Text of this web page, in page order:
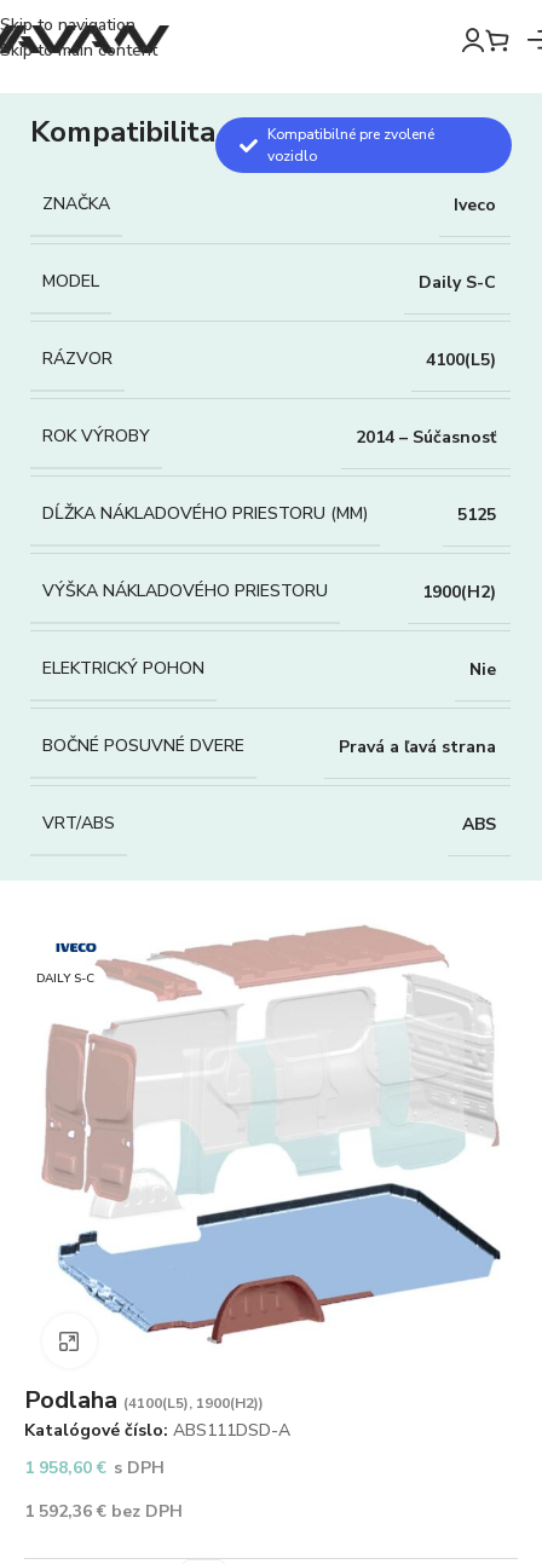
Skip to navigation
Skip to main content
Kompatibilita
Kompatibilné pre zvolené
vozidlo
ZNAČKA Iveco
MODEL Daily S-C
RÁZVOR 4100(L5)
ROK VÝROBY 2014 – Súčasnosť
DĹŽKA NÁKLADOVÉHO PRIESTORU (MM) 5125
VÝŠKA NÁKLADOVÉHO PRIESTORU 1900(H2)
ELEKTRICKÝ POHON Nie
BOČNÉ POSUVNÉ DVERE Pravá a ľavá strana
VRT/ABS ABS
DAILY S-C
Zväčšiť obrázok
Podlaha (4100(L5), 1900(H2))
Katalógové číslo: ABS111DSD-A
1 958,60€ s DPH
1 592,36€ bez DPH